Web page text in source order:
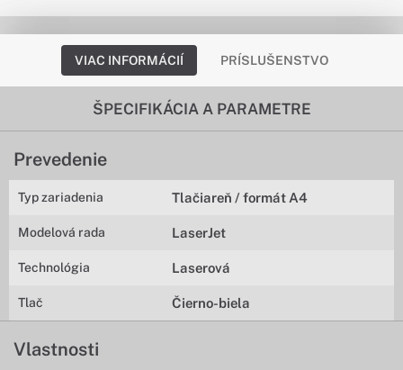
VIAC INFORMÁCIÍ PRÍSLUŠENSTVO
ŠPECIFIKÁCIA A PARAMETRE
Prevedenie
Typ zariadenia Tlačiareň / formát A4
Modelová rada LaserJet
Technológia Laserová
Tlač Čierno-biela
Vlastnosti